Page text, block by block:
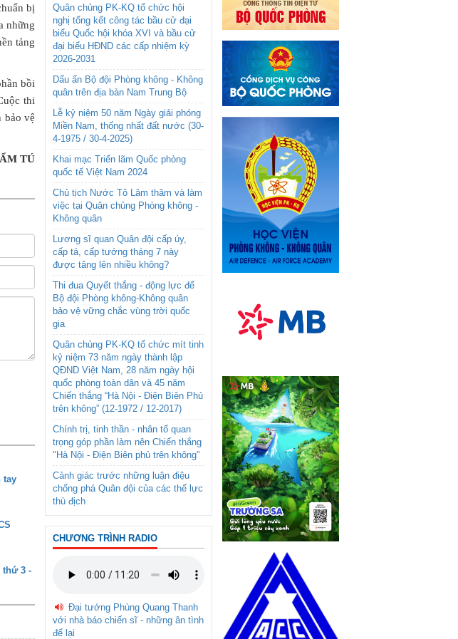
bị
những
tảng
bồi
thi
bảo vệ
TÚ
tay
thứ 3 -
Quân chủng PK-KQ tổ chức hội
nghị tổng kết công tác bầu cử đại
biểu Quốc hội khóa XVI và bầu cử
đại biểu HĐND các cấp nhiệm kỳ
2026-2031
Dấu ấn Bộ đội Phòng không - Không
quân trên địa bàn Nam Trung Bộ
Lễ kỷ niệm 50 năm Ngày giải phóng
Miền Nam, thống nhất đất nước (30-
4-1975 / 30-4-2025)
Khai mạc Triển lãm Quốc phòng
quốc tế Việt Nam 2024
Chủ tịch Nước Tô Lâm thăm và làm
việc tại Quân chủng Phòng không -
Không quân
Lương sĩ quan Quân đội cấp úy,
cấp tá, cấp tướng tháng 7 này
được tăng lên nhiều không?
Thi đua Quyết thắng - động lực để
Bộ đội Phòng không-Không quân
bảo vệ vững chắc vùng trời quốc
gia
Quân chủng PK-KQ tổ chức mít tinh
kỷ niệm 73 năm ngày thành lập
QĐND Việt Nam, 28 năm ngày hội
quốc phòng toàn dân và 45 năm
Chiến thắng “Hà Nội - Điện Biên Phủ
trên không” (12-1972 / 12-2017)
Chính trị, tinh thần - nhân tố quan
trọng góp phần làm nên Chiến thắng
"Hà Nội - Điện Biên phủ trên không"
Cảnh giác trước những luận điệu
chống phá Quân đội của các thế lực
thù địch
CHƯƠNG TRÌNH RADIO
Đại tướng Phùng Quang Thanh
với nhà báo chiến sĩ - những ân tình
để lại